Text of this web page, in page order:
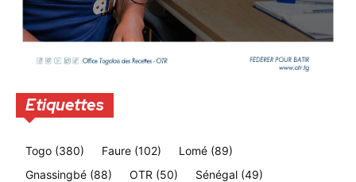
Etiquettes
Togo (380) Faure (102) Lomé (89)
Gnassingbé (88) OTR (50) Sénégal (49)